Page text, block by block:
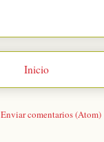
Inicio
Enviar comentarios (Atom)